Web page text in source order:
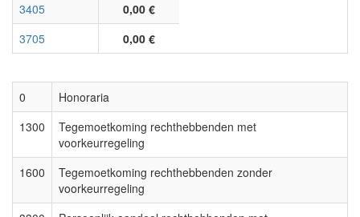
3405
0,00 €
3705
0,00 €
0
Honoraria
1300
Tegemoetkoming rechthebbenden met
voorkeurregeling
1600
Tegemoetkoming rechthebbenden zonder
voorkeurregeling